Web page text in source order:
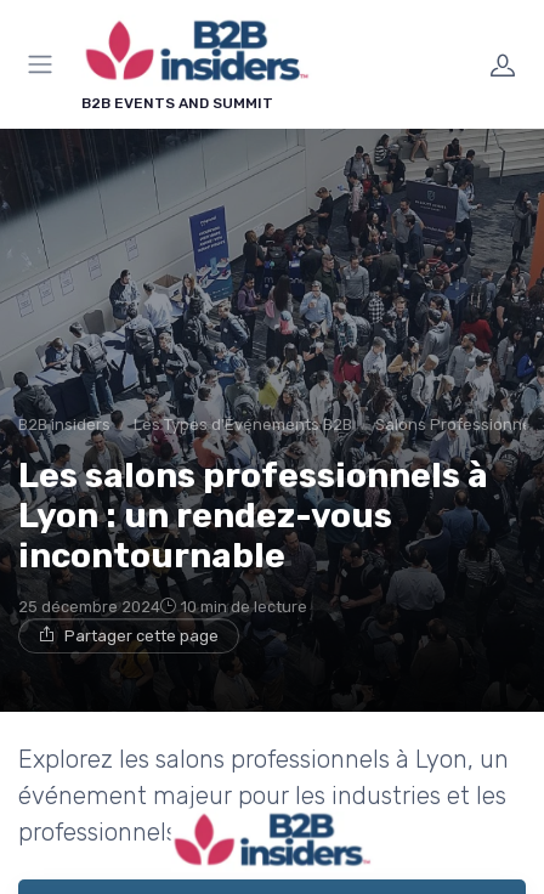
B2B EVENTS AND SUMMIT
B2B insiders Les Types d'Événements B2B Salons
Les salons professionnels à
Lyon : un rendez-vous
incontournable
25 décembre 2024
10 min de lecture
Partager cette page
Explorez les salons professionnels à Lyon, un
événement majeur pour les industries et les
professionnels à Eurexpo.
Panneau de gestion des cookies